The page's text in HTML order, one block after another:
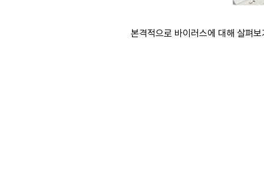
본격적으로 바이러스에 대해 살펴